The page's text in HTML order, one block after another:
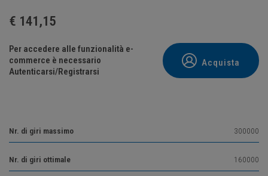
€ 141,15
Per accedere alle funzionalità e-
commerce è necessario
Autenticarsi/Registrarsi
Acquista
Nr. di giri massimo 300000
Nr. di giri ottimale 160000